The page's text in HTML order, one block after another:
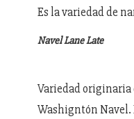
Es la variedad de
Navel Lane Late
Variedad originaria
Washigntón Navel.